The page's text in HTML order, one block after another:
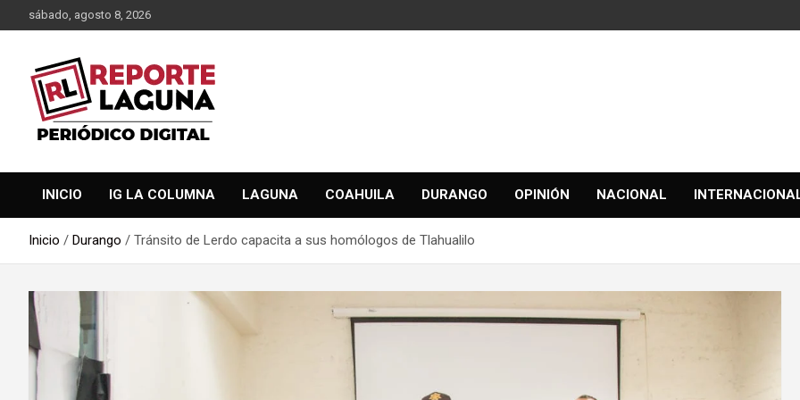
al
sábado, agosto 8, 2026
Reporte Laguna
INICIO IG LA COLUMNA LAGUNA COAHUILA DURANGO OPINIÓN NACIONAL
Inicio Durango Tránsito de Lerdo capacita a sus homólogos de Tlahualilo